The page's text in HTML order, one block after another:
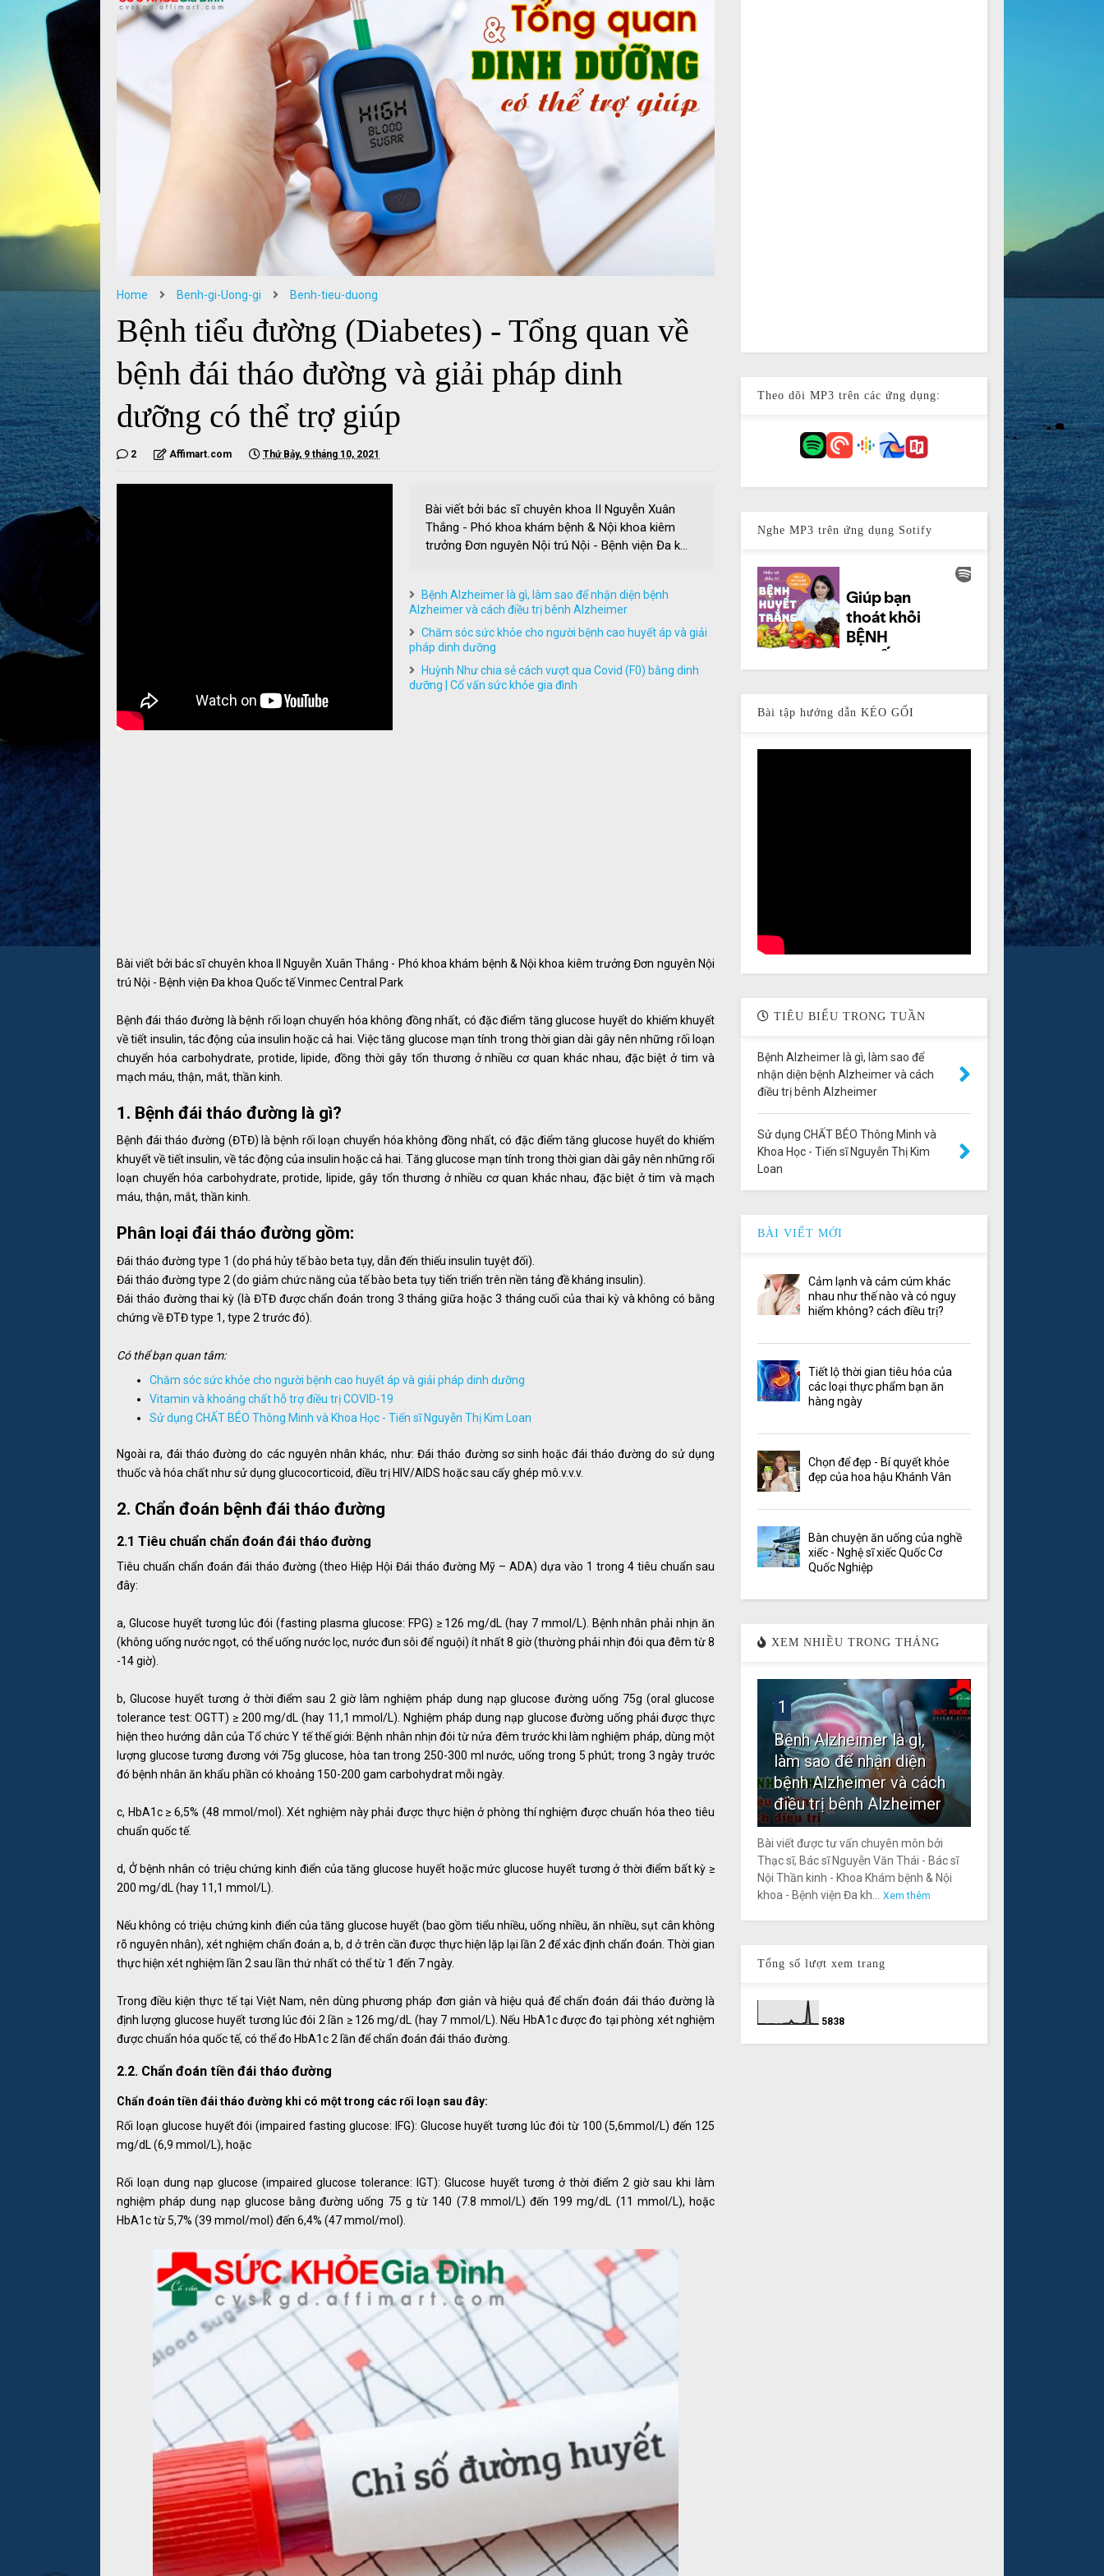
Home Benh-gi-Uong-gi Benh-tieu-duong
Bệnh tiểu đường (Diabetes) - Tổng quan về
bệnh đái tháo đường và giải pháp dinh
dưỡng có thể trợ giúp
2 Affimart.com Thứ Bảy, 9 tháng 10, 2021
Bài viết bởi bác sĩ chuyên khoa II Nguyễn Xuân
Thắng - Phó khoa khám bệnh & Nội khoa kiêm
trưởng Đơn nguyên Nội trú Nội - Bệnh viện Đa k...
Bệnh Alzheimer là gì, làm sao để nhận diện bệnh
Alzheimer và cách điều trị bênh Alzheimer
Chăm sóc sức khỏe cho người bệnh cao huyết áp và giải
pháp dinh dưỡng
Huỳnh Như chia sẻ cách vượt qua Covid (F0) bằng dinh
dưỡng | Cố vấn sức khỏe gia đình
Bài viết bởi bác sĩ chuyên khoa II Nguyễn Xuân Thắng - Phó khoa khám bệnh & Nội khoa kiêm trưởng Đơn nguyên Nội
trú Nội - Bệnh viện Đa khoa Quốc tế Vinmec Central Park
Bệnh đái tháo đường là bệnh rối loạn chuyển hóa không đồng nhất, có đặc điểm tăng glucose huyết do khiếm khuyết
về tiết insulin, tác động của insulin hoặc cả hai. Việc tăng glucose mạn tính trong thời gian dài gây nên những rối loạn
chuyển hóa carbohydrate, protide, lipide, đồng thời gây tổn thương ở nhiều cơ quan khác nhau, đặc biệt ở tim và
mạch máu, thận, mắt, thần kinh.
1. Bệnh đái tháo đường là gì?
Bệnh đái tháo đường (ĐTĐ) là bệnh rối loạn chuyển hóa không đồng nhất, có đặc điểm tăng glucose huyết do khiếm
khuyết về tiết insulin, về tác động của insulin hoặc cả hai. Tăng glucose mạn tính trong thời gian dài gây nên những rối
loạn chuyển hóa carbohydrate, protide, lipide, gây tổn thương ở nhiều cơ quan khác nhau, đặc biệt ở tim và mạch
máu, thận, mắt, thần kinh.
Phân loại đái tháo đường gồm:
Đái tháo đường type 1 (do phá hủy tế bào beta tụy, dẫn đến thiếu insulin tuyệt đối).
Đái tháo đường type 2 (do giảm chức năng của tế bào beta tụy tiến triển trên nền tảng đề kháng insulin).
Đái tháo đường thai kỳ (là ĐTĐ được chẩn đoán trong 3 tháng giữa hoặc 3 tháng cuối của thai kỳ và không có bằng
chứng về ĐTĐ type 1, type 2 trước đó).
Có thể bạn quan tâm:
Chăm sóc sức khỏe cho người bệnh cao huyết áp và giải pháp dinh dưỡng
Vitamin và khoáng chất hỗ trợ điều trị COVID-19
Sử dụng CHẤT BÉO Thông Minh và Khoa Học - Tiến sĩ Nguyễn Thị Kim Loan
Ngoài ra, đái tháo đường do các nguyên nhân khác, như: Đái tháo đường sơ sinh hoặc đái tháo đường do sử dụng
thuốc và hóa chất như sử dụng glucocorticoid, điều trị HIV/AIDS hoặc sau cấy ghép mô.v.v.v.
2. Chẩn đoán bệnh đái tháo đường
2.1 Tiêu chuẩn chẩn đoán đái tháo đường
Tiêu chuẩn chẩn đoán đái tháo đường (theo Hiệp Hội Đái tháo đường Mỹ – ADA) dựa vào 1 trong 4 tiêu chuẩn sau
đây:
a, Glucose huyết tương lúc đói (fasting plasma glucose: FPG) ≥ 126 mg/dL (hay 7 mmol/L). Bệnh nhân phải nhịn ăn
(không uống nước ngọt, có thể uống nước lọc, nước đun sôi để nguội) ít nhất 8 giờ (thường phải nhịn đói qua đêm từ 8
-14 giờ).
b, Glucose huyết tương ở thời điểm sau 2 giờ làm nghiệm pháp dung nạp glucose đường uống 75g (oral glucose
tolerance test: OGTT) ≥ 200 mg/dL (hay 11,1 mmol/L). Nghiệm pháp dung nạp glucose đường uống phải được thực
hiện theo hướng dẫn của Tổ chức Y tế thế giới: Bệnh nhân nhịn đói từ nửa đêm trước khi làm nghiệm pháp, dùng một
lượng glucose tương đương với 75g glucose, hòa tan trong 250-300 ml nước, uống trong 5 phút; trong 3 ngày trước
đó bệnh nhân ăn khẩu phần có khoảng 150-200 gam carbohydrat mỗi ngày.
c, HbA1c ≥ 6,5% (48 mmol/mol). Xét nghiệm này phải được thực hiện ở phòng thí nghiệm được chuẩn hóa theo tiêu
chuẩn quốc tế.
d, Ở bệnh nhân có triệu chứng kinh điển của tăng glucose huyết hoặc mức glucose huyết tương ở thời điểm bất kỳ ≥
200 mg/dL (hay 11,1 mmol/L).
Nếu không có triệu chứng kinh điển của tăng glucose huyết (bao gồm tiểu nhiều, uống nhiều, ăn nhiều, sụt cân không
rõ nguyên nhân), xét nghiệm chẩn đoán a, b, d ở trên cần được thực hiện lặp lại lần 2 để xác định chẩn đoán. Thời gian
thực hiện xét nghiệm lần 2 sau lần thứ nhất có thể từ 1 đến 7 ngày.
Trong điều kiện thực tế tại Việt Nam, nên dùng phương pháp đơn giản và hiệu quả để chẩn đoán đái tháo đường là
định lượng glucose huyết tương lúc đói 2 lần ≥ 126 mg/dL (hay 7 mmol/L). Nếu HbA1c được đo tại phòng xét nghiệm
được chuẩn hóa quốc tế, có thể đo HbA1c 2 lần để chẩn đoán đái tháo đường.
2.2. Chẩn đoán tiền đái tháo đường
Chẩn đoán tiền đái tháo đường khi có một trong các rối loạn sau đây:
Rối loạn glucose huyết đói (impaired fasting glucose: IFG): Glucose huyết tương lúc đói từ 100 (5,6mmol/L) đến 125
mg/dL (6,9 mmol/L), hoặc
Rối loạn dung nạp glucose (impaired glucose tolerance: IGT): Glucose huyết tương ở thời điểm 2 giờ sau khi làm
nghiệm pháp dung nạp glucose bằng đường uống 75 g từ 140 (7.8 mmol/L) đến 199 mg/dL (11 mmol/L), hoặc
HbA1c từ 5,7% (39 mmol/mol) đến 6,4% (47 mmol/mol).
Theo dõi MP3 trên các ứng dụng:
Nghe MP3 trên ứng dụng Sotify
Bài tập hướng dẫn KÉO GỐI
TIÊU BIỂU TRONG TUẦN
Bệnh Alzheimer là gì, làm sao để
nhận diện bệnh Alzheimer và cách
điều trị bênh Alzheimer
Sử dụng CHẤT BÉO Thông Minh và
Khoa Học - Tiến sĩ Nguyễn Thị Kim
Loan
BÀI VIẾT MỚI
Cảm lạnh và cảm cúm khác
nhau như thế nào và có nguy
hiểm không? cách điều trị?
Tiết lộ thời gian tiêu hóa của
các loại thực phẩm bạn ăn
hàng ngày
Chọn để đẹp - Bí quyết khỏe
đẹp của hoa hậu Khánh Vân
Bàn chuyện ăn uống của nghề
xiếc - Nghệ sĩ xiếc Quốc Cơ
Quốc Nghiệp
XEM NHIỀU TRONG THÁNG
1
Bệnh Alzheimer là gì,
làm sao để nhận diện
bệnh Alzheimer và cách
điều trị bênh Alzheimer
Bài viết được tư vấn chuyên môn bởi
Thạc sĩ, Bác sĩ Nguyễn Văn Thái - Bác sĩ
Nội Thần kinh - Khoa Khám bệnh & Nội
khoa - Bệnh viện Đa kh...
Xem thêm
Tổng số lượt xem trang
5838